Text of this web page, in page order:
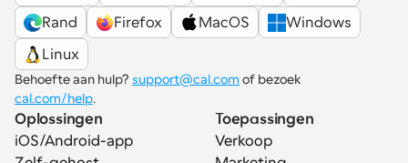
Rand
Firefox MacOS
Windows
Linux
Behoefte aan hulp? support@cal.com
cal.com/help.
Oplossingen
iOS/Android-app
Toepassingen
Verkoop